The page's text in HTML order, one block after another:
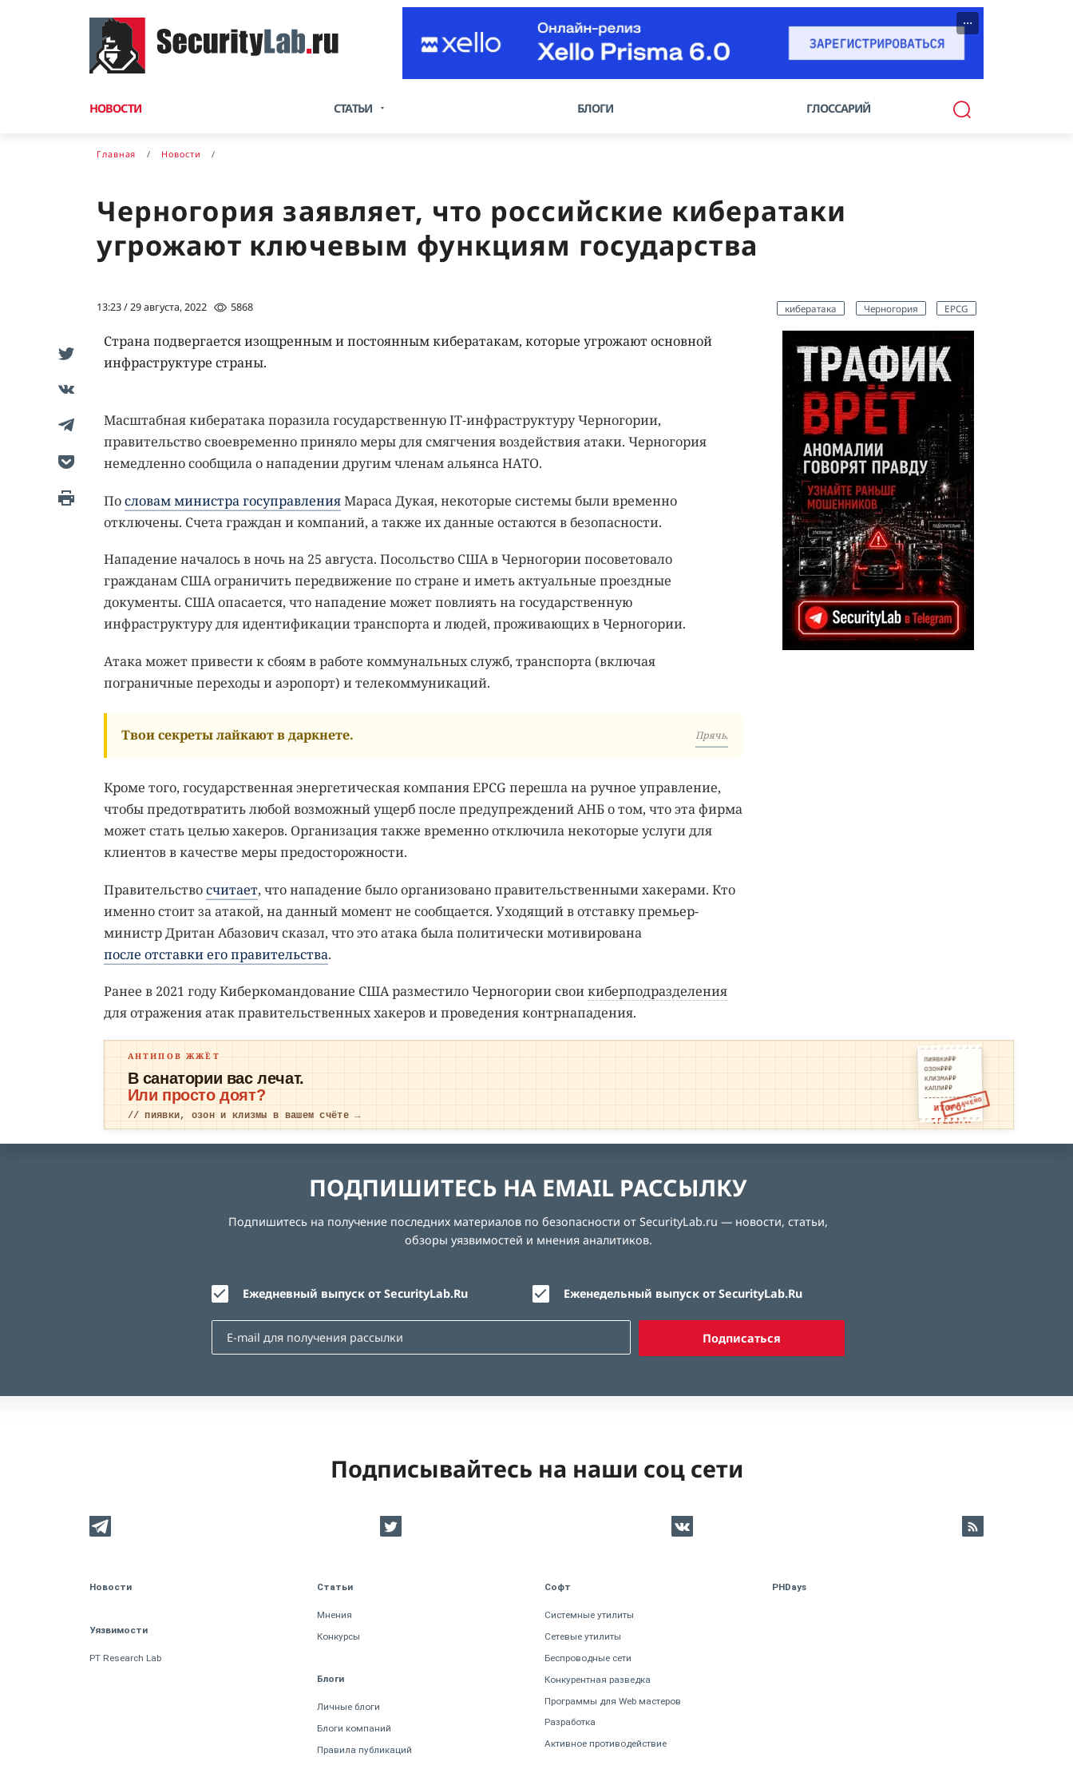
···
НОВОСТИ СТАТЬИ БЛОГИ ГЛОССАРИЙ
Главная Новости
Черногория заявляет, что российские кибератаки
угрожают ключевым функциям государства
13:23 / 29 августа, 2022 5868 кибератака Черногория EPCG
Cтрана подвергается изощренным и постоянным кибератакам, которые угрожают основной
инфраструктуре страны.
Масштабная кибератака поразила государственную IT-инфраструктуру Черногории,
правительство своевременно приняло меры для смягчения воздействия атаки. Черногория
немедленно сообщила о нападении другим членам альянса НАТО.
Пословам министра госуправленияМараса Дукая, некоторые системы были временно
отключены. Счета граждан и компаний, а также их данные остаются в безопасности.
Нападение началось в ночь на 25 августа. Посольство США в Черногории посоветовало
гражданам США ограничить передвижение по стране и иметь актуальные проездные
документы. США опасается, что нападение может повлиять на государственную
инфраструктуру для идентификации транспорта и людей, проживающих в Черногории.
Атака может привести к сбоям в работе коммунальных служб, транспорта (включая
пограничные переходы и аэропорт) и телекоммуникаций.
Твои секреты лайкают в даркнете. Прячь.
Кроме того, государственная энергетическая компания EPCG перешла на ручное управление,
чтобы предотвратить любой возможный ущерб после предупреждений АНБ о том, что эта фирма
может стать целью хакеров. Организация также временно отключила некоторые услуги для
клиентов в качестве меры предосторожности.
Правительствосчитает, что нападение было организовано правительственными хакерами. Кто
именно стоит за атакой, на данный момент не сообщается. Уходящий в отставку премьер-
министр Дритан Абазович сказал, что это атака была политически мотивирована
после отставки его правительства.
Ранее в 2021 году Киберкомандование США разместило Черногории своикиберподразделения
для отражения атак правительственных хакеров и проведения контрнападения.
ПИЯВКИ₽₽
ОЗОН₽₽₽
КЛИЗМА₽₽
КАПЛИ₽₽
ИТОГО:
ТРЕВОГА
ОПЛАЧЕНО
АНТИПОВ ЖЖЁТ
В санатории вас лечат.
Или просто доят?
// пиявки, озон и клизмы в вашем счёте →
ПОДПИШИТЕСЬ НА EMAIL РАССЫЛКУ
Подпишитесь на получение последних материалов по безопасности от SecurityLab.ru — новости, статьи,
обзоры уязвимостей и мнения аналитиков.
Ежедневный выпуск от SecurityLab.Ru Еженедельный выпуск от SecurityLab.Ru
Подписаться
Подписывайтесь на наши соц сети
Новости
Уязвимости
PT Research Lab
Статьи
Мнения
Конкурсы
Блоги
Личные блоги
Блоги компаний
Правила публикаций
Софт
Системные утилиты
Сетевые утилиты
Беспроводные сети
Конкурентная разведка
Программы для Web мастеров
Разработка
Активное противодействие
PHDays